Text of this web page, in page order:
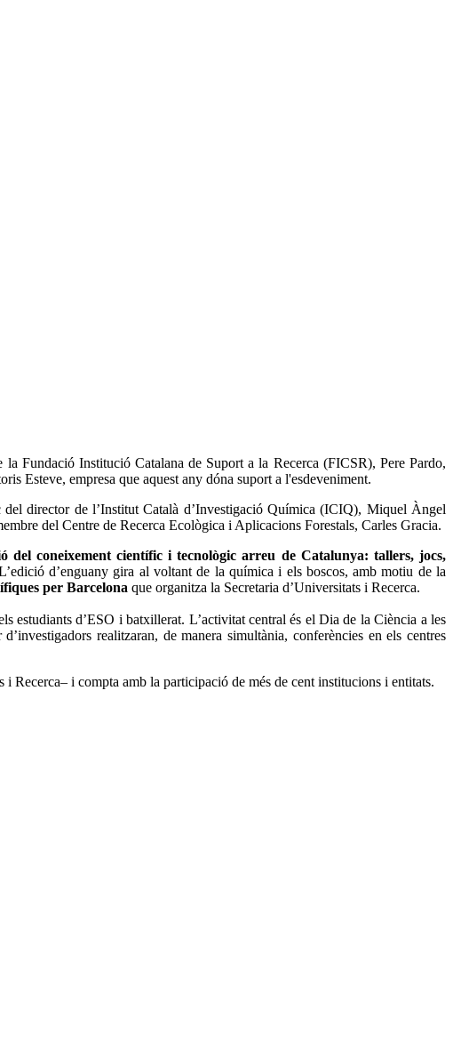
Fundació Institució Catalana de Suport a la Recerca (FICSR), Pere Pardo,
Esteve, empresa que aquest any dóna suport a l'esdeveniment.
del director de l’Institut Català d’Investigació Química (ICIQ), Miquel Àngel
del Centre de Recerca Ecològica i Aplicacions Forestals, Carles Gracia.
del coneixement científic i tecnològic arreu de Catalunya: tallers, jocs,
d’enguany gira al voltant de la química i els boscos, amb motiu de la
per Barcelona que organitza la Secretaria d’Universitats i Recerca.
estudiants d’ESO i batxillerat. L’activitat central és el Dia de la Ciència a les
realitzaran, de manera simultània, conferències en els centres
Recerca– i compta amb la participació de més de cent institucions i entitats.